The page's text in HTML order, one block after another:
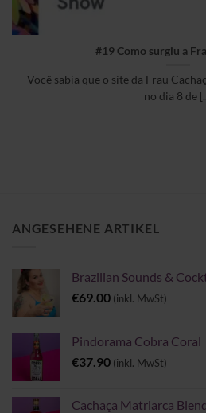
#19 Como surgiu a
Você sabia que o site da Frau
no dia 8 de
ANGESEHENE ARTIKEL
Brazilian Sounds &
€69.00 (inkl. MwSt)
Pindorama Cobra Coral
€37.90 (inkl. MwSt)
Cachaça Matriarca